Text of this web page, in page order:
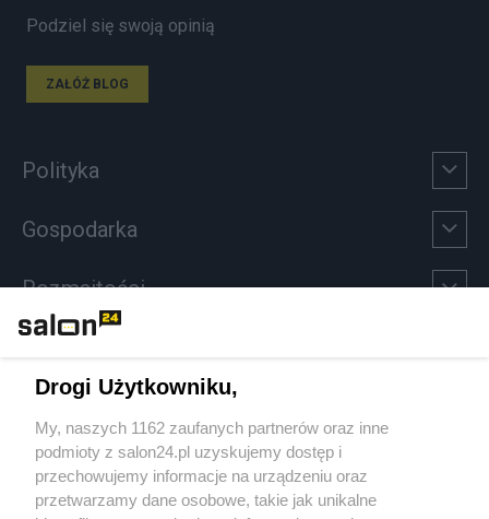
Podziel się swoją opinią
ZAŁÓŻ BLOG
Polityka
Gospodarka
Rozmaitości
Sport
Społeczeństwo
Drogi Użytkowniku,
My, naszych 1162 zaufanych partnerów oraz inne
podmioty z salon24.pl uzyskujemy dostęp i
przechowujemy informacje na urządzeniu oraz
przetwarzamy dane osobowe, takie jak unikalne